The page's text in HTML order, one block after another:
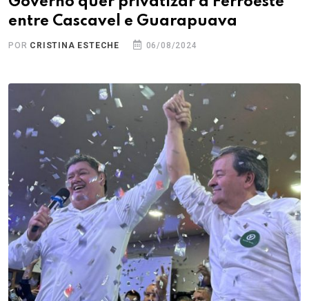
entre Cascavel e Guarapuava
POR CRISTINA ESTECHE 06/08/2024